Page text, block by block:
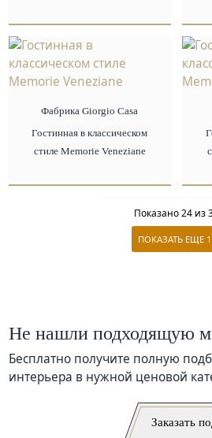
Фабрика Giorgio Сasa
Гостинная в классическом
стиле Memorie Veneziane
Показано24 из
ПОКАЗАТЬ ЕЩЕ
Не нашли подходящую
Бесплатно получите полную
интерьера в нужной ценовой
Заказать